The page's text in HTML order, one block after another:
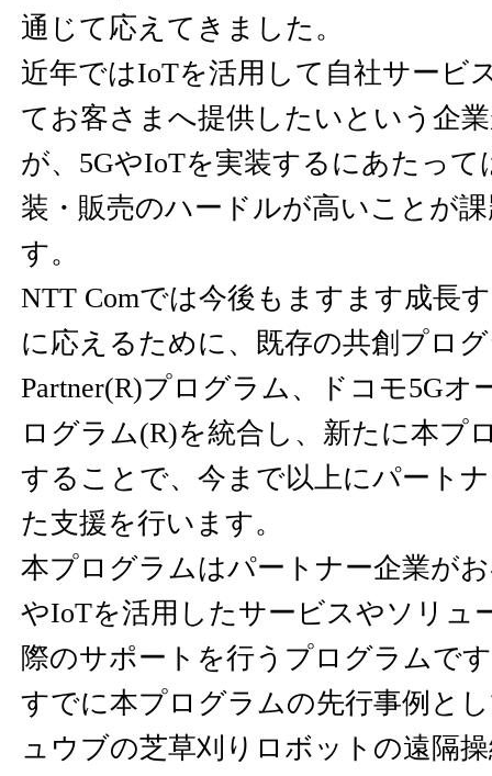
通じて応えてきました。
近年ではIoTを活用して自社サービ
てお客さまへ提供したいという企
が、5GやIoTを実装するにあたって
装・販売のハードルが高いことが
す。
NTT Comでは今後もますます成長
に応えるために、既存の共創プロ
Partner(R)プログラム、ドコモ5Gオ
ログラム(R)を統合し、新たに本プ
することで、今まで以上にパート
た支援を行います。
本プログラムはパートナー企業が
やIoTを活用したサービスやソリュ
際のサポートを行うプログラムで
すでに本プログラムの先行事例と
ュウブの芝草刈りロボットの遠隔